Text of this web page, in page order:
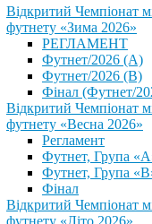
Відкритий Чемпіонат
футнету «Зима 2026»
РЕГЛАМЕНТ
Футнет/2026 (А)
Футнет/2026 (В)
Фінал (Футнет/
Відкритий Чемпіонат
футнету «Весна 2026»
Регламент
Футнет, Група
Футнет, Група
Фінал
Відкритий Чемпіонат
футнету «Літо 2026»